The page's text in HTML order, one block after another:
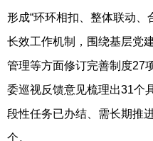
形成“环环相扣、整体联动、
长效工作机制，围绕基层党
管理等方面修订完善制度27
委巡视反馈意见梳理出31个
段性任务已办结、需长期推
个。